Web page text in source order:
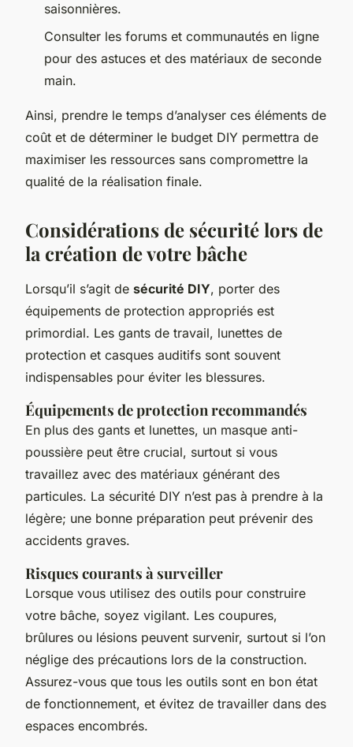
saisonnières.
Consulter les forums et communautés en ligne
pour des astuces et des matériaux de seconde
main.
Ainsi, prendre le temps d’analyser ces éléments de
coût et de déterminer le budget DIY permettra de
maximiser les ressources sans compromettre la
qualité de la réalisation finale.
Considérations de sécurité lors de
la création de votre bâche
Lorsqu’il s’agit de sécurité DIY, porter des
équipements de protection appropriés est
primordial. Les gants de travail, lunettes de
protection et casques auditifs sont souvent
indispensables pour éviter les blessures.
Équipements de protection recommandés
En plus des gants et lunettes, un masque anti-
poussière peut être crucial, surtout si vous
travaillez avec des matériaux générant des
particules. La sécurité DIY n’est pas à prendre à la
légère; une bonne préparation peut prévenir des
accidents graves.
Risques courants à surveiller
Lorsque vous utilisez des outils pour construire
votre bâche, soyez vigilant. Les coupures,
brûlures ou lésions peuvent survenir, surtout si l’on
néglige des précautions lors de la construction.
Assurez-vous que tous les outils sont en bon état
de fonctionnement, et évitez de travailler dans des
espaces encombrés.